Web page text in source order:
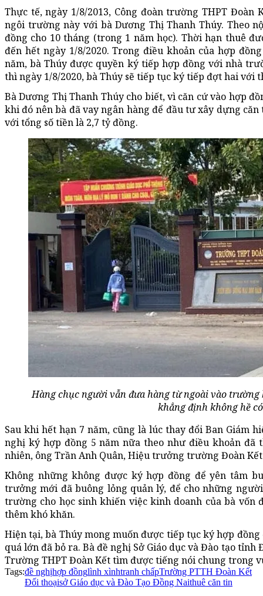
Thực tế, ngày 1/8/2013, Công đoàn trường THPT
ngôi trường này với bà Dương Thị Thanh Thúy. Theo
đồng cho 10 tháng (trong 1 năm học). Thời hạn thuê
đến hết ngày 1/8/2020. Trong điều khoản của hợp
năm, bà Thúy được quyền ký tiếp hợp đồng với nhà
thì ngày 1/8/2020, bà Thúy sẽ tiếp tục ký tiếp đợt hai với
Bà Dương Thị Thanh Thúy cho biết, vì căn cứ vào hợp
khi đó nên bà đã vay ngân hàng để đầu tư xây dựng
với tổng số tiền là 2,7 tỷ đồng.
Hàng chục người vẫn đưa hàng từ ngoài vào
khẳng định không hề
Sau khi hết hạn 7 năm, cũng là lúc thay đổi Ban Giám
nghị ký hợp đồng 5 năm nữa theo như điều khoản đã
nhiên, ông Trần Anh Quân, Hiệu trưởng trường Đoàn
Không những không được ký hợp đồng để yên tâm
trưởng mới đã buông lỏng quản lý, để cho những
trường cho học sinh khiến việc kinh doanh của bà
thêm khó khăn.
Hiện tại, bà Thúy mong muốn được tiếp tục ký hợp
quá lớn đã bỏ ra. Bà đề nghị Sở Giáo dục và Đào tạo
Trường THPT Đoàn Kết tìm được tiếng nói chung trong
Tags:đề nghịhợp đồnglình xìnhtranh chấpTrường PTTH Đoàn Kết
Đối thoạisở Giáo dục và Đào Tạo Đồng Naithuê căn tin